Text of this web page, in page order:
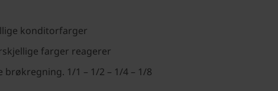
konditorfarger
farger reagerer
brøkregning. 1/1 – 1/2 – 1/4 – 1/8